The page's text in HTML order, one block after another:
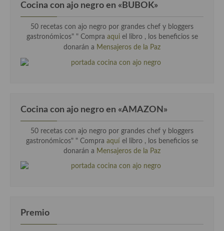
Cocina con ajo negro en «BUBOK»
50 recetas con ajo negro por grandes chef y bloggers
gastronómicos" " Compra aqui el libro , los beneficios se
donarán a Mensajeros de la Paz
Cocina con ajo negro en «AMAZON»
50 recetas con ajo negro por grandes chef y bloggers
gastronómicos" " Compra aquí el libro , los beneficios se
donarán a Mensajeros de la Paz
Premio